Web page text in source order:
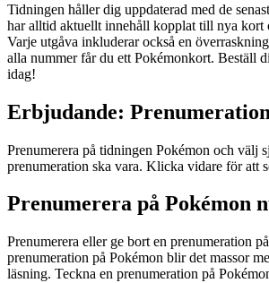
Tidningen håller dig uppdaterad med de
har alltid aktuellt innehåll kopplat till nya kort
Varje utgåva inkluderar också en
alla nummer får du ett Pokémonkort. Beställ
idag!
Erbjudande:
Prenumerera på tidningen Pokémon och välj
prenumeration ska vara. Klicka vidare för att
Prenumerera på Pokémon
Prenumerera eller ge bort en prenumeration
prenumeration på Pokémon blir det massor
läsning. Teckna en prenumeration på